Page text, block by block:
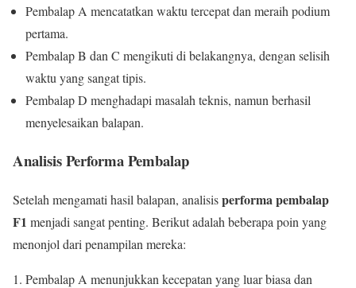
Pembalap A mencatatkan waktu tercepat dan meraih podium
pertama.
Pembalap B dan C mengikuti di belakangnya, dengan selisih
waktu yang sangat tipis.
Pembalap D menghadapi masalah teknis, namun berhasil
menyelesaikan balapan.
Analisis Performa Pembalap
Setelah mengamati hasil balapan, analisisperforma pembalap
F1 menjadi sangat penting. Berikut adalah beberapa poin yang
menonjol dari penampilan mereka:
Pembalap A menunjukkan kecepatan yang luar biasa dan